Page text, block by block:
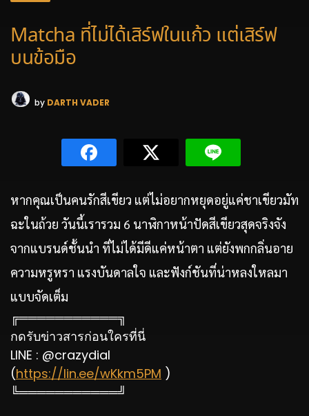
Matcha ที่ไม่ได้เสิร์ฟในแก้ว แต่เสิร์ฟ
บนข้อมือ
by DARTH VADER
หากคุณเป็นคนรักสีเขียว แต่ไม่อยากหยุดอยู่แค่ชาเขียวมัท
ฉะในถ้วย วันนี้เรารวม 6 นาฬิกาหน้าปัดสีเขียวสุดจริงจัง
จากแบรนด์ชั้นนำ ที่ไม่ได้มีดีแค่หน้าตา แต่ยังพกกลิ่นอาย
ความหรูหรา แรงบันดาลใจ และฟังก์ชันที่น่าหลงใหลมา
แบบจัดเต็ม
╔═══════════╗
กดรับข่าวสารก่อนใครที่นี่
LINE : @crazydial
(https://lin.ee/wKkm5PM )
╚═══════════╝